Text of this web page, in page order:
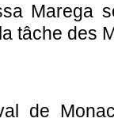
Marega
tâche des
de